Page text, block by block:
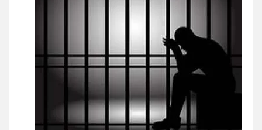
עו"ד אסף דוק
פלילי עבירות מין סמים והימורים פשיעה
חמורה חקירות ומעצרים צווארון לבן והונאה
0526885006